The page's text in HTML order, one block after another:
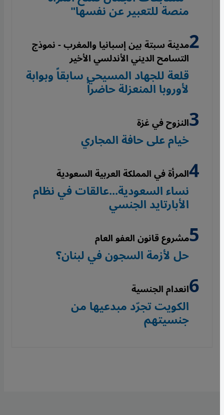
منصة للتعبير عن نفسها"
مدينة سبتة بين إسبانيا والمغرب - نموذج
التسامح الديني الأندلسي الأخير
قلعة للجهاد المسيحي سابقاً وبوابة
لأوروبا المنعزلة حاضراً
النزوح في غزة
خيام على حافة المجاري
المرأة في المملكة العربية السعودية
نساء السعودية...عالقات في نظام
الأبارتايد الجنسي
مشروع قانون العفو العام
حل لأزمة السجون في لبنان؟
انعدام الجنسية
الكويت تجرّد مبدعيها من
جنسيتهم